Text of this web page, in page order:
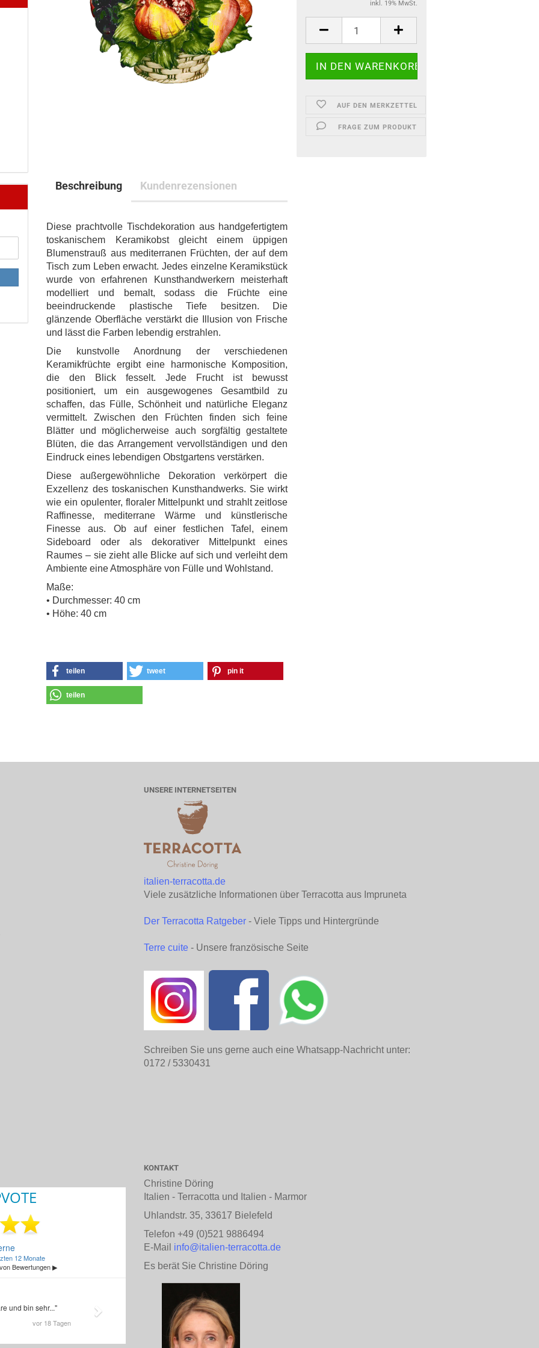
inkl. 19% MwSt.
AUF DEN MERKZETTEL
FRAGE ZUM PRODUKT
Beschreibung Kundenrezensionen
Diese prachtvolle Tischdekoration aus handgefertigtem
toskanischem Keramikobst gleicht einem üppigen
Blumenstrauß aus mediterranen Früchten, der auf dem
Tisch zum Leben erwacht. Jedes einzelne Keramikstück
wurde von erfahrenen Kunsthandwerkern meisterhaft
modelliert und bemalt, sodass die Früchte eine
beeindruckende plastische Tiefe besitzen. Die
glänzende Oberfläche verstärkt die Illusion von Frische
und lässt die Farben lebendig erstrahlen.
Die kunstvolle Anordnung der verschiedenen
Keramikfrüchte ergibt eine harmonische Komposition,
die den Blick fesselt. Jede Frucht ist bewusst
positioniert, um ein ausgewogenes Gesamtbild zu
schaffen, das Fülle, Schönheit und natürliche Eleganz
vermittelt. Zwischen den Früchten finden sich feine
Blätter und möglicherweise auch sorgfältig gestaltete
Blüten, die das Arrangement vervollständigen und den
Eindruck eines lebendigen Obstgartens verstärken.
Diese außergewöhnliche Dekoration verkörpert die
Exzellenz des toskanischen Kunsthandwerks. Sie wirkt
wie ein opulenter, floraler Mittelpunkt und strahlt zeitlose
Raffinesse, mediterrane Wärme und künstlerische
Finesse aus. Ob auf einer festlichen Tafel, einem
Sideboard oder als dekorativer Mittelpunkt eines
Raumes – sie zieht alle Blicke auf sich und verleiht dem
Ambiente eine Atmosphäre von Fülle und Wohlstand.
Maße:
• Durchmesser: 40 cm
• Höhe: 40 cm
teilen tweet pin it
teilen
UNSERE INTERNETSEITEN
italien-terracotta.de
Viele zusätzliche Informationen über Terracotta aus Impruneta
Der Terracotta Ratgeber - Viele Tipps und Hintergründe
Terre cuite - Unsere französische Seite
Schreiben Sie uns gerne auch eine Whatsapp-Nachricht unter:
0172 / 5330431
KONTAKT
Christine Döring
Italien - Terracotta und Italien - Marmor
Uhlandstr. 35, 33617 Bielefeld
Telefon +49 (0)521 9886494
E-Mail info@italien-terracotta.de
Es berät Sie Christine Döring